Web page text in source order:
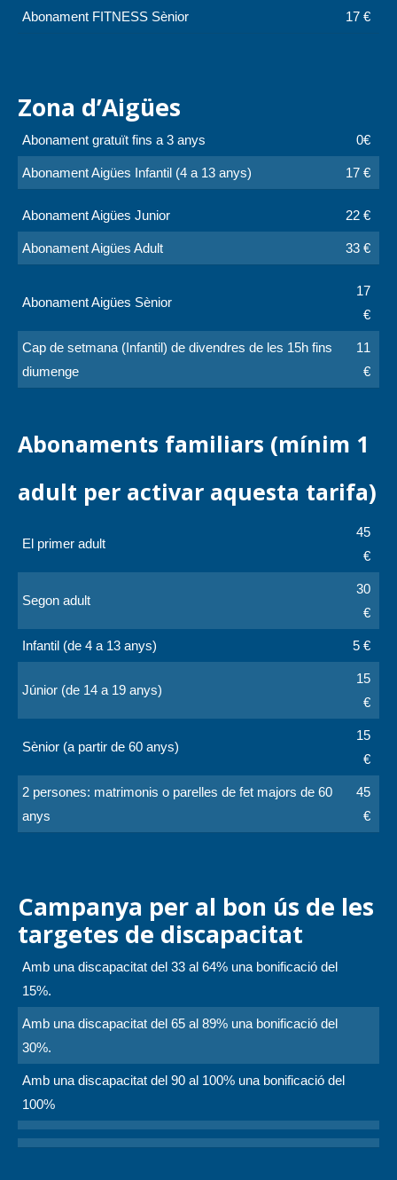
Abonament FITNESS Sènior 17 €
Zona d’Aigües
Abonament gratuït fins a 3 anys 0€
Abonament Aigües Infantil (4 a 13 anys) 17 €
Abonament Aigües Junior 22 €
Abonament Aigües Adult 33 €
Abonament Aigües Sènior
17
€
Cap de setmana (Infantil) de divendres de les 15h fins
diumenge
11
€
Abonaments familiars (mínim 1
adult per activar aquesta tarifa)
El primer adult
45
€
Segon adult
30
€
Infantil (de 4 a 13 anys) 5 €
Júnior (de 14 a 19 anys)
15
€
Sènior (a partir de 60 anys)
15
€
2 persones: matrimonis o parelles de fet majors de 60
anys
45
€
Campanya per al bon ús de les
targetes de discapacitat
Amb una discapacitat del 33 al 64% una bonificació del
15%.
Amb una discapacitat del 65 al 89% una bonificació del
30%.
Amb una discapacitat del 90 al 100% una bonificació del
100%